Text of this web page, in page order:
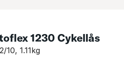
1230 Cykellås
10, 1.11kg